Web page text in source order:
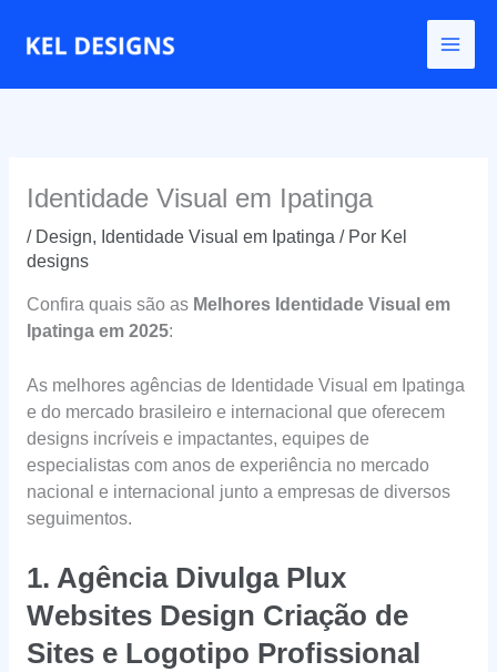
para
conteúdo
Identidade Visual em Ipatinga
/ Design, Identidade Visual em Ipatinga / Por Kel
designs
Confira quais são as Melhores Identidade Visual em
Ipatinga em 2025:
As melhores agências de Identidade Visual em Ipatinga
e do mercado brasileiro e internacional que oferecem
designs incríveis e impactantes, equipes de
especialistas com anos de experiência no mercado
nacional e internacional junto a empresas de diversos
seguimentos.
1. Agência Divulga Plux
Websites Design Criação de
Sites e Logotipo Profissional